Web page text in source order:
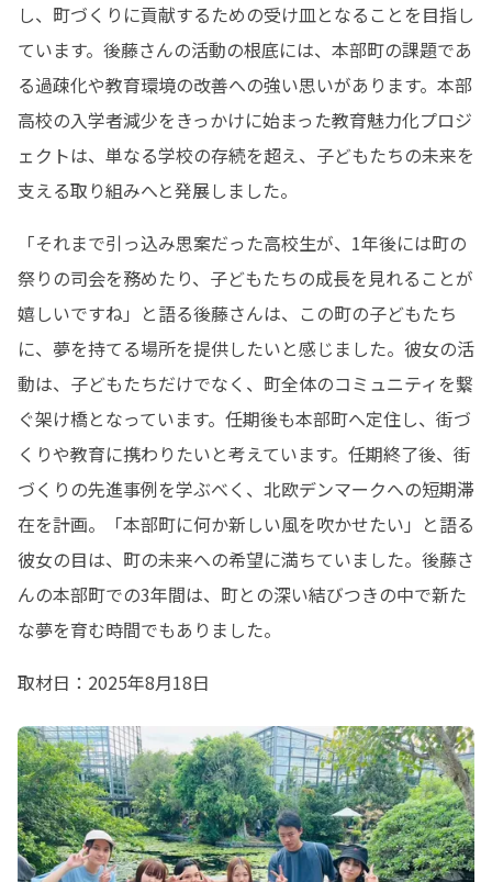
し、町づくりに貢献するための受け皿となることを目指し
ています。後藤さんの活動の根底には、本部町の課題であ
る過疎化や教育環境の改善への強い思いがあります。本部
高校の入学者減少をきっかけに始まった教育魅力化プロジ
ェクトは、単なる学校の存続を超え、子どもたちの未来を
支える取り組みへと発展しました。
「それまで引っ込み思案だった高校生が、1年後には町の
祭りの司会を務めたり、子どもたちの成長を見れることが
嬉しいですね」と語る後藤さんは、この町の子どもたち
に、夢を持てる場所を提供したいと感じました。彼女の活
動は、子どもたちだけでなく、町全体のコミュニティを繋
ぐ架け橋となっています。任期後も本部町へ定住し、街づ
くりや教育に携わりたいと考えています。任期終了後、街
づくりの先進事例を学ぶべく、北欧デンマークへの短期滞
在を計画。「本部町に何か新しい風を吹かせたい」と語る
彼女の目は、町の未来への希望に満ちていました。後藤さ
んの本部町での3年間は、町との深い結びつきの中で新た
な夢を育む時間でもありました。
取材日：2025年8月18日